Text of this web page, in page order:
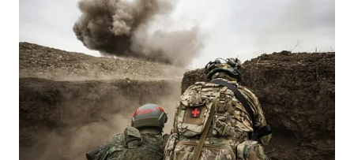
百花奖开幕式
胡彦斌韩磊 谁帮谁
夯实基础开新局